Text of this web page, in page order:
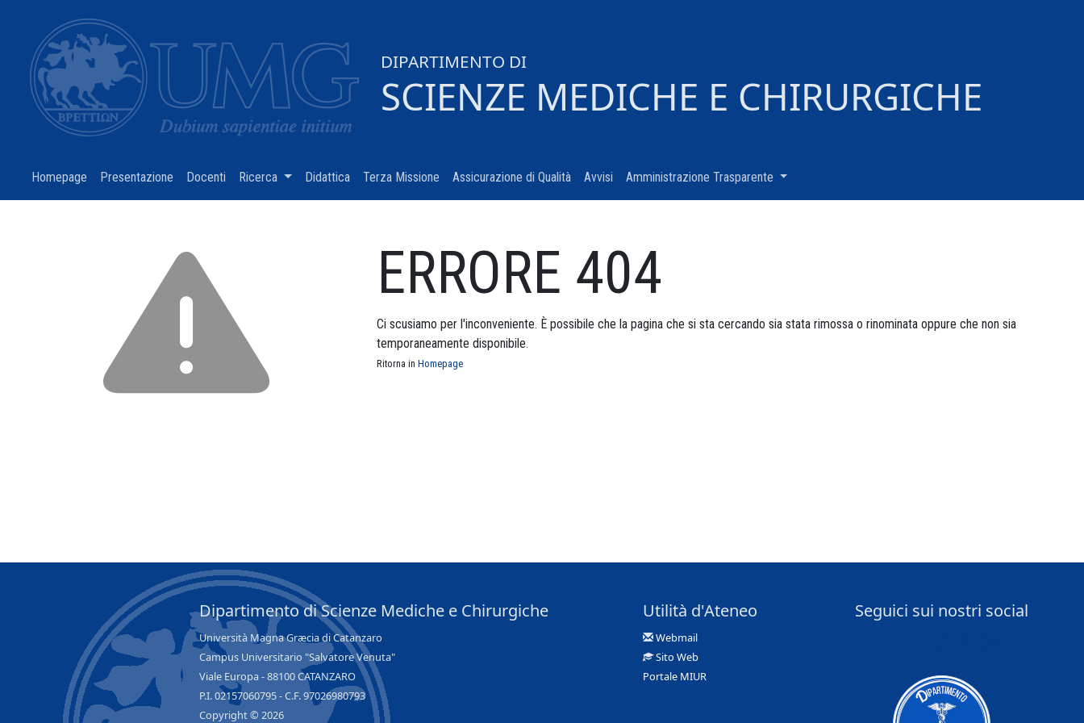
DIPARTIMENTO DI
SCIENZE MEDICHE E CHIRURGICHE
Homepage (current)
Presentazione (current)
Docenti (current)
Ricerca (current)Didattica(current)
Terza Missione (current)
Assicurazione di Qualità(current)
Avvisi (current)
Amministrazione Trasparente (current)
ERRORE 404
Ci scusiamo per l'inconveniente. È possibile che la pagina che si sta cercando sia stata rimossa o rinominata oppure che non sia
temporaneamente disponibile.
Ritorna in Homepage
Dipartimento di Scienze Mediche e Chirurgiche
Università Magna Græcia di Catanzaro
Campus Universitario "Salvatore Venuta"
Viale Europa - 88100 CATANZARO
P.I. 02157060795 - C.F. 97026980793
Copyright © 2026
Utilità d'Ateneo
Webmail
Sito Web
Portale MIUR
Seguici sui nostri social